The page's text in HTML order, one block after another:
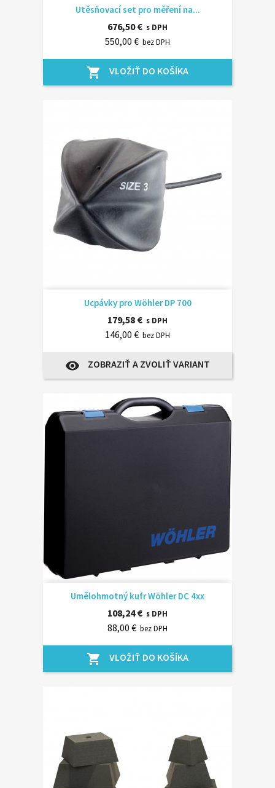
Utěsňovací set pro měření na...
676,50 € s DPH
550,00 € bez DPH
shopping_cart VLOŽIŤ DO KOŠÍKA
Ucpávky pro Wöhler DP 700
179,58 € s DPH
146,00 € bez DPH
visibility ZOBRAZIŤ A ZVOLIŤ VARIANT
Umělohmotný kufr Wöhler DC 4xx
108,24 € s DPH
88,00 € bez DPH
shopping_cart VLOŽIŤ DO KOŠÍKA